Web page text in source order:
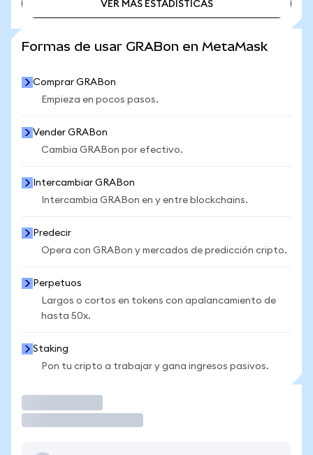
VER MÁS ESTADÍSTICAS
Formas de usar GRABon en MetaMask
Comprar GRABon
Empieza en pocos pasos.
Vender GRABon
Cambia GRABon por efectivo.
Intercambiar GRABon
Intercambia GRABon en y entre blockchains.
Predecir
Opera con GRABon y mercados de predicción cripto.
Perpetuos
Largos o cortos en tokens con apalancamiento de
hasta 50x.
Staking
Pon tu cripto a trabajar y gana ingresos pasivos.